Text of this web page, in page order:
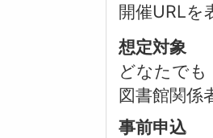
開催URLを
想定対象
どなたでも
図書館関係
事前申込